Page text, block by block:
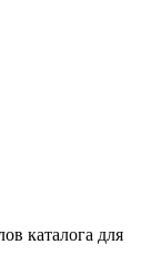
каталога для